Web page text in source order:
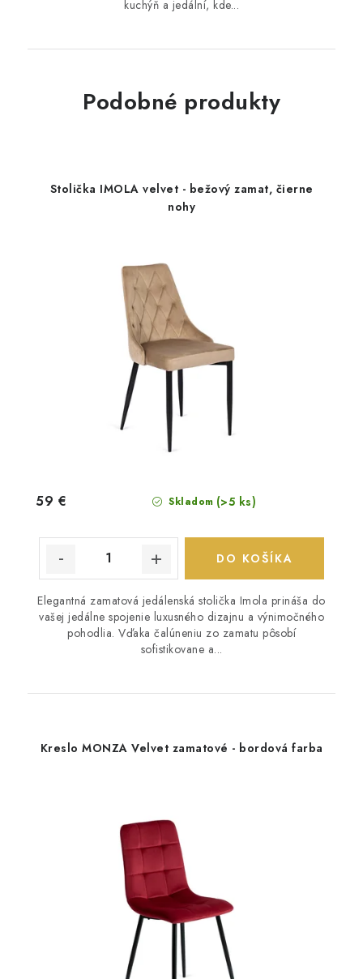
kuchýň a jedální, kde...
Podobné produkty
Stolička IMOLA velvet - bežový zamat, čierne
nohy
Skladom (>5 ks)
59 €
DO KOŠÍKA
Elegantná zamatová jedálenská stolička Imola prináša do
vašej jedálne spojenie luxusného dizajnu a výnimočného
pohodlia. Vďaka čalúneniu zo zamatu pôsobí
sofistikovane a...
Kreslo MONZA Velvet zamatové - bordová farba